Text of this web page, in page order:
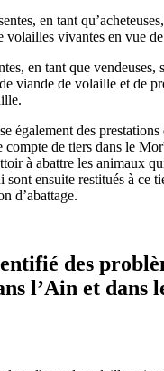
en tant
volailles vivantes en vue de
en tant que vendeuses,
viande de volaille et de
également des prestations
de tiers dans le
à abattre les animaux
ensuite restitués à ce
d’abattage.
des
l’Ain et dans